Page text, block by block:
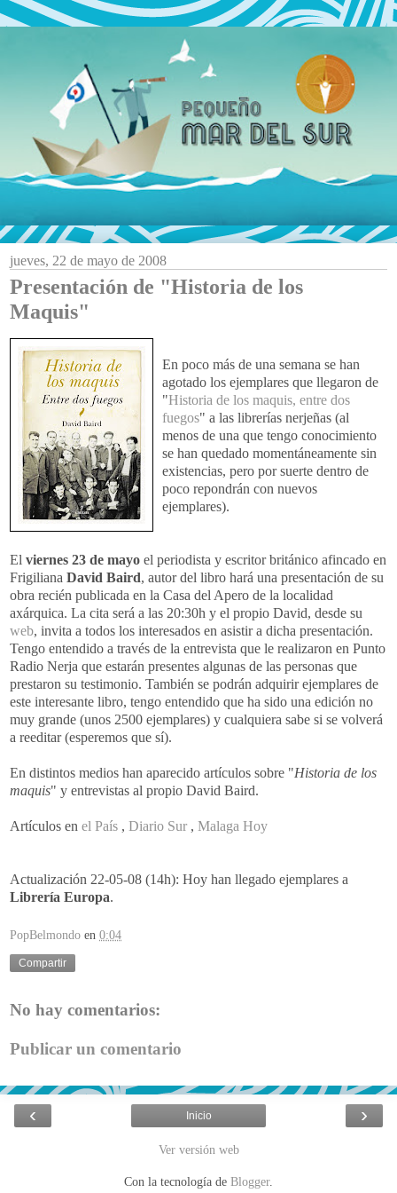
jueves, 22 de mayo de 2008
Presentación de "Historia de los
Maquis"
En poco más de una semana se han
agotado los ejemplares que llegaron de
"Historia de los maquis, entre dos
fuegos" a las librerías nerjeñas (al
menos de una que tengo conocimiento
se han quedado momentáneamente sin
existencias, pero por suerte dentro de
poco repondrán con nuevos
ejemplares).
El viernes 23 de mayo el periodista y escritor británico afincado en
Frigiliana David Baird, autor del libro hará una presentación de su
obra recién publicada en la Casa del Apero de la localidad
axárquica. La cita será a las 20:30h y el propio David, desde su
web, invita a todos los interesados en asistir a dicha presentación.
Tengo entendido a través de la entrevista que le realizaron en Punto
Radio Nerja que estarán presentes algunas de las personas que
prestaron su testimonio. También se podrán adquirir ejemplares de
este interesante libro, tengo entendido que ha sido una edición no
muy grande (unos 2500 ejemplares) y cualquiera sabe si se volverá
a reeditar (esperemos que sí).
En distintos medios han aparecido artículos sobre "Historia de los
maquis" y entrevistas al propio David Baird.
Artículos en el País , Diario Sur , Malaga Hoy
Actualización 22-05-08 (14h): Hoy han llegado ejemplares a
Librería Europa.
PopBelmondo en 0:04
Compartir
No hay comentarios:
Publicar un comentario
‹ ›
Inicio
Ver versión web
Con la tecnología de Blogger.